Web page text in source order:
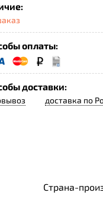
оплаты:
доставки:
доставка по
Страна-